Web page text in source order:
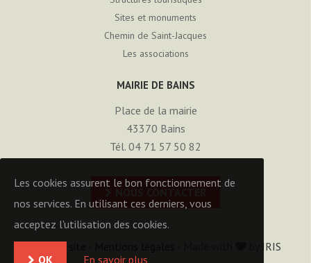
Sites et monuments
Chemin de Saint-Jacques
Les associations
MAIRIE DE BAINS
Place de la mairie
43370 Bains
Tél. 04 71 57 50 82
IRIS
Les cookies assurent le bon fonctionnement de
nos services. En utilisant ces derniers, vous
acceptez l'utilisation des cookies.
OK En savoir plus